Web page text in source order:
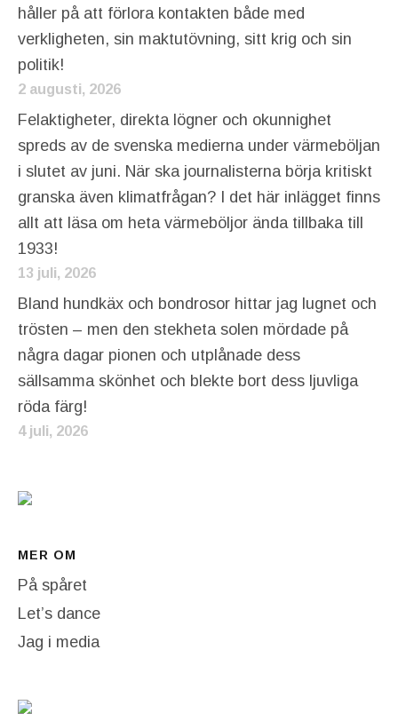
håller på att förlora kontakten både med
verkligheten, sin maktutövning, sitt krig och sin
politik!
2 augusti, 2026
Felaktigheter, direkta lögner och okunnighet
spreds av de svenska medierna under värmeböljan
i slutet av juni. När ska journalisterna börja kritiskt
granska även klimatfrågan? I det här inlägget finns
allt att läsa om heta värmeböljor ända tillbaka till
1933!
13 juli, 2026
Bland hundkäx och bondrosor hittar jag lugnet och
trösten – men den stekheta solen mördade på
några dagar pionen och utplånade dess
sällsamma skönhet och blekte bort dess ljuvliga
röda färg!
4 juli, 2026
MER OM
På spåret
Let’s dance
Jag i media